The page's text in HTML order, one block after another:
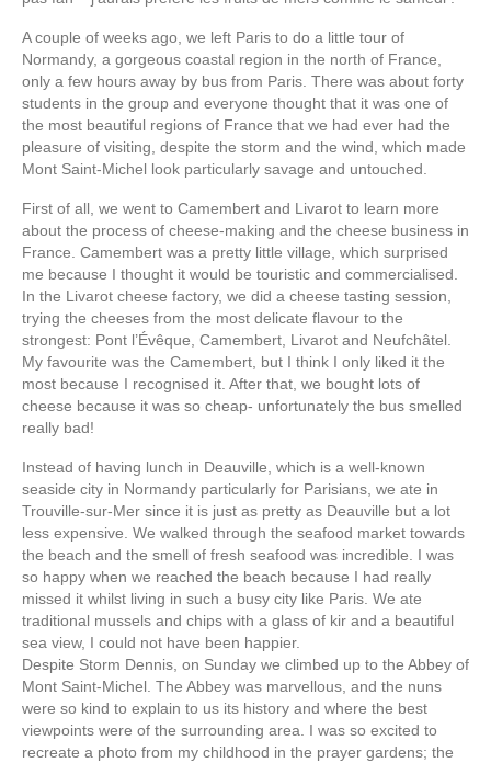
A couple of weeks ago, we left Paris to do a little tour of
Normandy, a gorgeous coastal region in the north of France,
only a few hours away by bus from Paris. There was about forty
students in the group and everyone thought that it was one of
the most beautiful regions of France that we had ever had the
pleasure of visiting, despite the storm and the wind, which made
Mont Saint-Michel look particularly savage and untouched.
First of all, we went to Camembert and Livarot to learn more
about the process of cheese-making and the cheese business in
France. Camembert was a pretty little village, which surprised
me because I thought it would be touristic and commercialised.
In the Livarot cheese factory, we did a cheese tasting session,
trying the cheeses from the most delicate flavour to the
strongest: Pont l’Évêque, Camembert, Livarot and Neufchâtel.
My favourite was the Camembert, but I think I only liked it the
most because I recognised it. After that, we bought lots of
cheese because it was so cheap- unfortunately the bus smelled
really bad!
Instead of having lunch in Deauville, which is a well-known
seaside city in Normandy particularly for Parisians, we ate in
Trouville-sur-Mer since it is just as pretty as Deauville but a lot
less expensive. We walked through the seafood market towards
the beach and the smell of fresh seafood was incredible. I was
so happy when we reached the beach because I had really
missed it whilst living in such a busy city like Paris. We ate
traditional mussels and chips with a glass of kir and a beautiful
sea view, I could not have been happier.
Despite Storm Dennis, on Sunday we climbed up to the Abbey of
Mont Saint-Michel. The Abbey was marvellous, and the nuns
were so kind to explain to us its history and where the best
viewpoints were of the surrounding area. I was so excited to
recreate a photo from my childhood in the prayer gardens; the